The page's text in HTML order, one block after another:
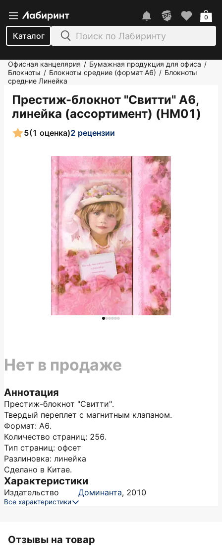
Каталог
0
Офисная канцелярия / Бумажная продукция для офиса /
Блокноты / Блокноты средние (формат А6) / Блокноты
средние Линейка
Престиж-блокнот "Свитти" А6,
линейка (ассортимент) (HM01)
5(1 оценка)2 рецензии
Аннотация
Престиж-блокнот "Свитти".
Твердый переплет с магнитным клапаном.
Формат: А6.
Количество страниц: 256.
Тип страниц: офсет
Разлиновка: линейка
Сделано в Китае.
Характеристики
Издательство Доминанта, 2010
Все характеристики
Нет в продаже
Отзывы на товар